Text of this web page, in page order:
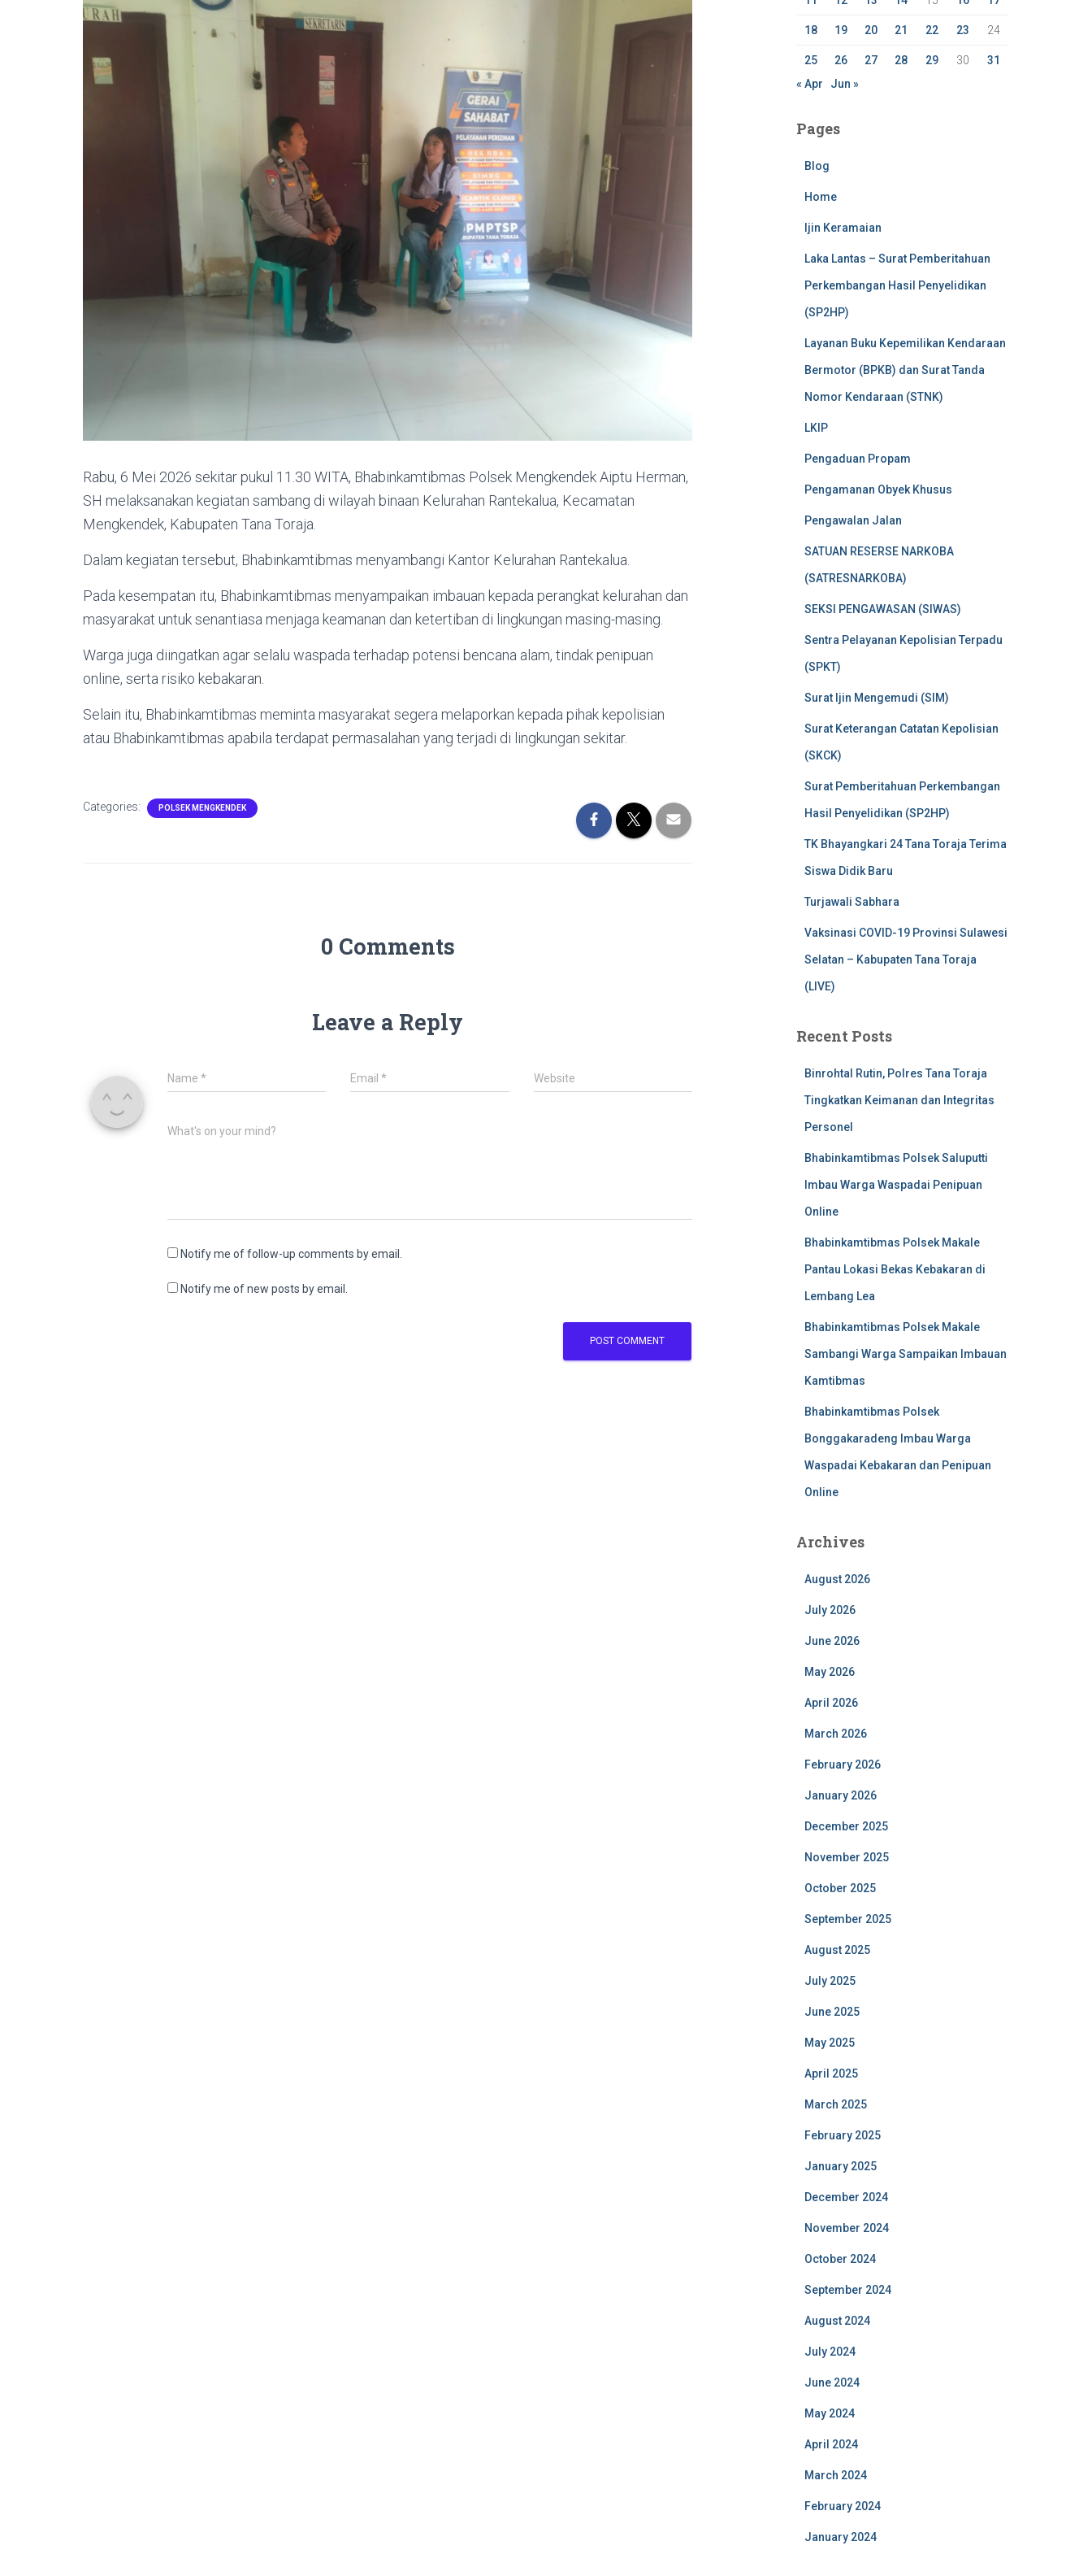
Rabu, 6 Mei 2026 sekitar pukul 11.30 WITA, Bhabinkamtibmas Polsek Mengkendek Aiptu Herman,
SH melaksanakan kegiatan sambang di wilayah binaan Kelurahan Rantekalua, Kecamatan
Mengkendek, Kabupaten Tana Toraja.
Dalam kegiatan tersebut, Bhabinkamtibmas menyambangi Kantor Kelurahan Rantekalua.
Pada kesempatan itu, Bhabinkamtibmas menyampaikan imbauan kepada perangkat kelurahan dan
masyarakat untuk senantiasa menjaga keamanan dan ketertiban di lingkungan masing-masing.
Warga juga diingatkan agar selalu waspada terhadap potensi bencana alam, tindak penipuan
online, serta risiko kebakaran.
Selain itu, Bhabinkamtibmas meminta masyarakat segera melaporkan kepada pihak kepolisian
atau Bhabinkamtibmas apabila terdapat permasalahan yang terjadi di lingkungan sekitar.
Categories: POLSEK MENGKENDEK
0 Comments
Leave a Reply
Name * Email* Website
What's on your mind?
Notify me of follow-up comments by email.
Notify me of new posts by email.
18 19 20 21 22 23 24
25 26 27 28 29 30
31
« Apr
Jun »
Pages
Blog
Home
Ijin Keramaian
Laka Lantas – Surat Pemberitahuan
Perkembangan Hasil Penyelidikan
(SP2HP)
Layanan Buku Kepemilikan Kendaraan
Bermotor (BPKB) dan Surat Tanda
Nomor Kendaraan (STNK)
LKIP
Pengaduan Propam
Pengamanan Obyek Khusus
Pengawalan Jalan
SATUAN RESERSE NARKOBA
(SATRESNARKOBA)
SEKSI PENGAWASAN (SIWAS)
Sentra Pelayanan Kepolisian Terpadu
(SPKT)
Surat Ijin Mengemudi (SIM)
Surat Keterangan Catatan Kepolisian
(SKCK)
Surat Pemberitahuan Perkembangan
Hasil Penyelidikan (SP2HP)
TK Bhayangkari 24 Tana Toraja Terima
Siswa Didik Baru
Turjawali Sabhara
Vaksinasi COVID-19 Provinsi Sulawesi
Selatan – Kabupaten Tana Toraja
(LIVE)
Recent Posts
Binrohtal Rutin, Polres Tana Toraja
Tingkatkan Keimanan dan Integritas
Personel
Bhabinkamtibmas Polsek Saluputti
Imbau Warga Waspadai Penipuan
Online
Bhabinkamtibmas Polsek Makale
Pantau Lokasi Bekas Kebakaran di
Lembang Lea
Bhabinkamtibmas Polsek Makale
Sambangi Warga Sampaikan Imbauan
Kamtibmas
Bhabinkamtibmas Polsek
Bonggakaradeng Imbau Warga
Waspadai Kebakaran dan Penipuan
Online
Archives
August 2026
July 2026
June 2026
May 2026
April 2026
March 2026
February 2026
January 2026
December 2025
November 2025
October 2025
September 2025
August 2025
July 2025
June 2025
May 2025
April 2025
March 2025
February 2025
January 2025
December 2024
November 2024
October 2024
September 2024
August 2024
July 2024
June 2024
May 2024
April 2024
March 2024
February 2024
January 2024